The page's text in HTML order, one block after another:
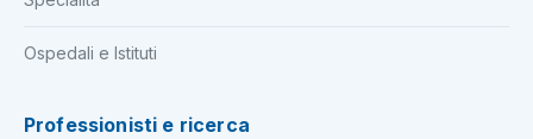
Ospedali e Istituti
Professionisti e ricerca